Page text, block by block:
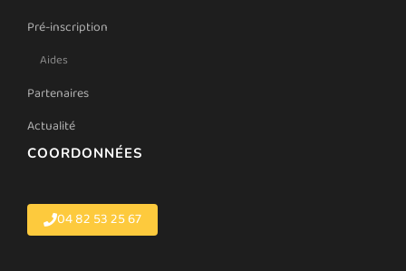
Pré-inscription
Aides
Partenaires
Actualité
COORDONNÉES
04 82 53 25 67